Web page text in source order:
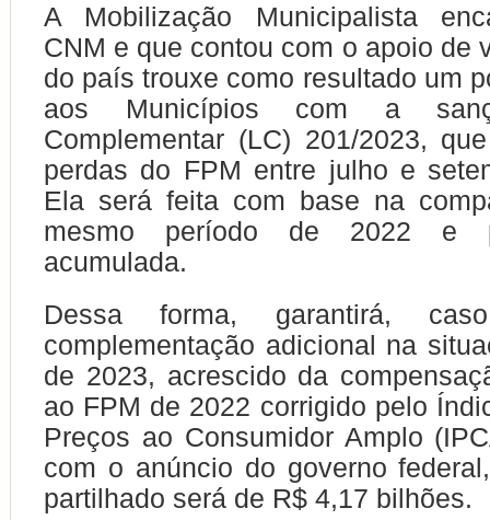
A Mobilização Municipalista
CNM e que contou com o apoio de
do país trouxe como resultado um
aos Municípios com a
Complementar (LC) 201/2023,
perdas do FPM entre julho e
Ela será feita com base na
mesmo período de 2022 e
acumulada.
Dessa forma, garantirá,
complementação adicional na
de 2023, acrescido da
ao FPM de 2022 corrigido pelo
Preços ao Consumidor Amplo
com o anúncio do governo
partilhado será de R$ 4,17 bilhões.